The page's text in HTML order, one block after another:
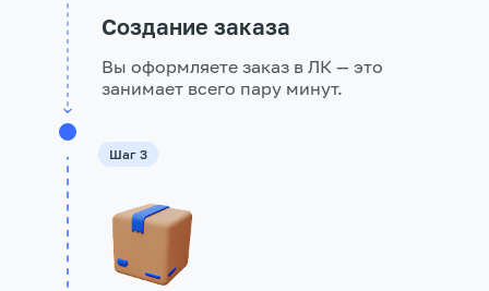
Вы оформляете заказ в ЛК — это
занимает всего пару минут.
Создание заказа
Шаг 3